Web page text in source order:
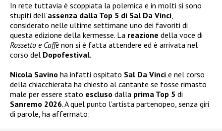
In rete tuttavia è scoppiata la polemica e in molti si sono
stupiti dell’assenza dalla Top 5 di Sal Da Vinci,
considerato nelle ultime settimane uno dei favoriti di
questa edizione della kermesse. La reazione della voce di
Rossetto e Caffènon si è fatta attendere ed è arrivata nel
corso del Dopofestival.
Nicola Savino ha infatti ospitato Sal Da Vinci e nel corso
della chiacchierata ha chiesto al cantante se fosse rimasto
male per essere stato escluso dalla prima Top 5 di
Sanremo 2026. A quel punto l’artista partenopeo, senza giri
di parole, ha affermato: